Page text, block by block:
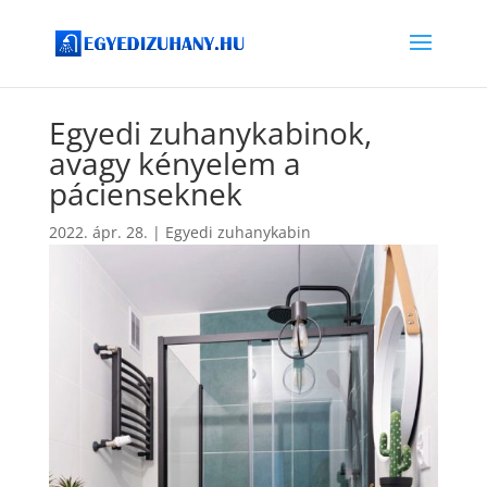
Egyedi zuhanykabinok,
avagy kényelem a
pácienseknek
2022. ápr. 28. | Egyedi zuhanykabin